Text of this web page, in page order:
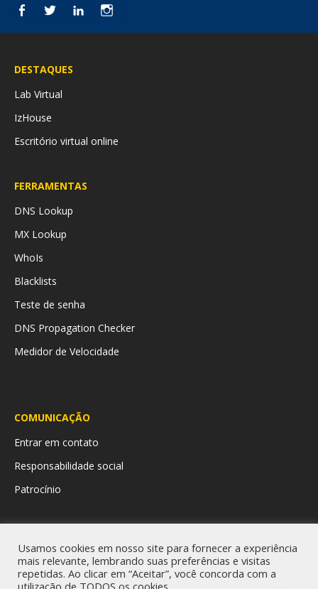
Facebook
Twitter LinkedInInstagram
DESTAQUES
Lab Virtual
IzHouse
Escritório virtual online
FERRAMENTAS
DNS Lookup
MX Lookup
WhoIs
Blacklists
Teste de senha
DNS Propagation Checker
Medidor de Velocidade
COMUNICAÇÃO
Entrar em contato
Responsabilidade social
Patrocínio
Ouvidoria
Usamos cookies em nosso site para fornecer a experiência
mais relevante, lembrando suas preferências e visitas
repetidas. Ao clicar em “Aceitar”, você concorda com a
utilização de TODOS os cookies.